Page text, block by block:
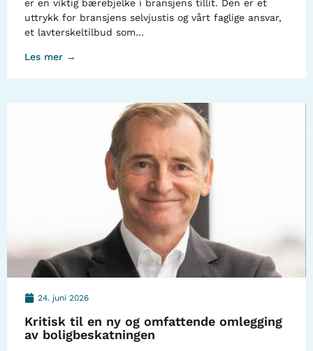
er en viktig bærebjelke i bransjens tillit. Den er et
uttrykk for bransjens selvjustis og vårt faglige ansvar,
et lavterskeltilbud som…
Les mer →
24. juni 2026
Kritisk til en ny og omfattende omlegging
av boligbeskatningen